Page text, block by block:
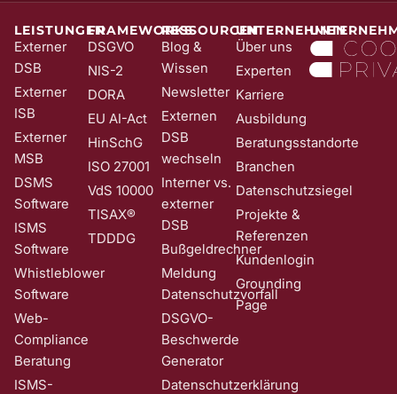
Wirkung für die Zukunft und ohne Angabe von Gründen widerrufen;
z. B. durch Klick auf den Abmeldelink am Ende jedes Newsletters.
Nähere Informationen zur Verarbeitung Ihrer Daten finden Sie in
Date​​​​nschutzerklärung .
LEISTUNGEN
Externer
DSB
Externer
ISB
Externer
MSB
DSMS
Software
ISMS
Software
Whistleblower
Software
Web-
Compliance
Beratung
ISMS-
FRAMEWORKS
DSGVO
NIS-2
DORA
EU AI-Act
HinSchG
ISO 27001
VdS 10000
TISAX®
TDDDG
RESSOURCEN
Blog &
Wissen
Newsletter
Externen
DSB
wechseln
Interner vs.
externer
DSB
Bußgeldrechner
Meldung
Datenschutzvorfall
DSGVO-
Beschwerde
Generator
Datenschutzerklärung
UNTERNEHMEN
Über uns
Experten
Karriere
Ausbildung
Beratungsstandorte
Branchen
Datenschutzsiegel
Projekte &
Referenzen
Kundenlogin
Grounding
Page